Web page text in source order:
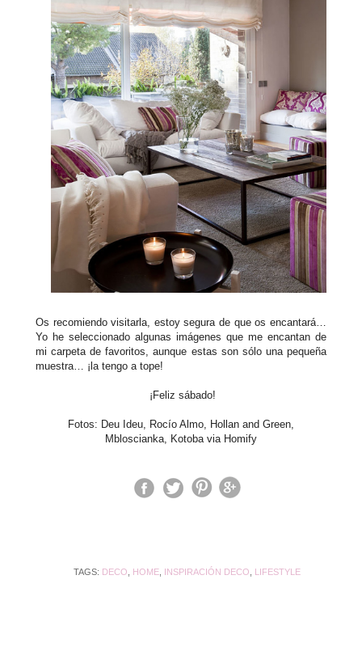
Os recomiendo visitarla, estoy segura de que os encantará…
Yo he seleccionado algunas imágenes que me encantan de
mi carpeta de favoritos, aunque estas son sólo una pequeña
muestra… ¡la tengo a tope!
¡Feliz sábado!
Fotos: Deu Ideu, Rocío Almo, Hollan and Green,
Mbloscianka, Kotoba via Homify
TAGS: DECO HOME INSPIRACIÓN DECO LIFESTYLE